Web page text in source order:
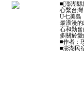
■[澎湖
心繫台灣
Ù七美島
最浪漫
石和勤
多關於
■作者：
■澎湖民